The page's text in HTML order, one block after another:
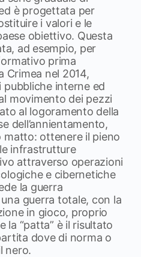
è progettata per
i valori e le
obiettivo. Questa
ad esempio, per
prima
Crimea nel 2014,
interne ed
movimento dei pezzi
al logoramento della
dell’annientamento,
matto: ottenere il pieno
infrastrutture
attraverso operazioni
e cibernetiche
la guerra
guerra totale, con la
in gioco, proprio
la “patta” è il risultato
dove di norma o
nero.